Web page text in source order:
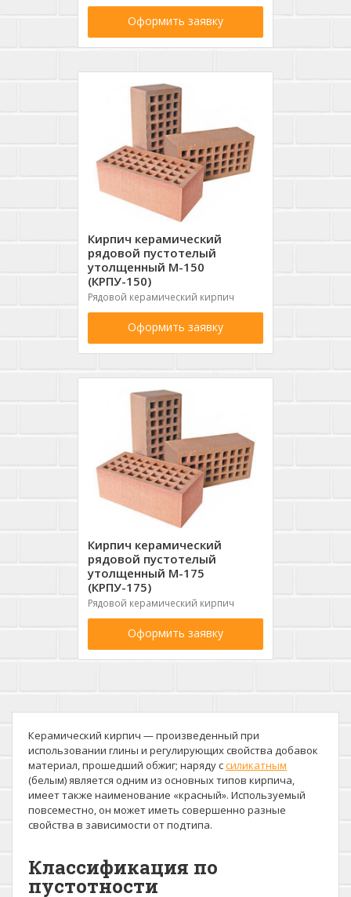
Оформить заявку
Кирпич керамический
рядовой пустотелый
утолщенный М-150
(КРПУ-150)
Рядовой керамический кирпич
Оформить заявку
Кирпич керамический
рядовой пустотелый
утолщенный М-175
(КРПУ-175)
Рядовой керамический кирпич
Оформить заявку
Керамический кирпич — произведенный при
использовании глины и регулирующих свойства добавок
материал, прошедший обжиг; наряду ссиликатным
(белым) является одним из основных типов кирпича,
имеет также наименование «красный». Используемый
повсеместно, он может иметь совершенно разные
свойства в зависимости от подтипа.
Классификация по
пустотности